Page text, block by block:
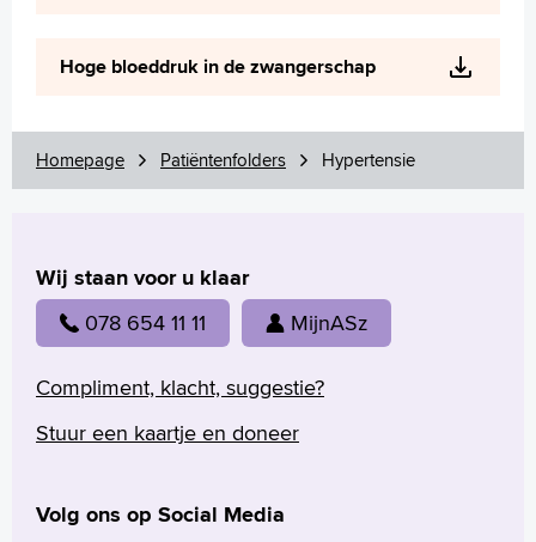
Français
Hoge bloeddruk in de zwangerschap
Homepage Patiëntenfolders Hypertensie
Wij staan voor u klaar
078 654 11 11 MijnASz
Compliment, klacht, suggestie?
Stuur een kaartje en doneer
Volg ons op Social Media